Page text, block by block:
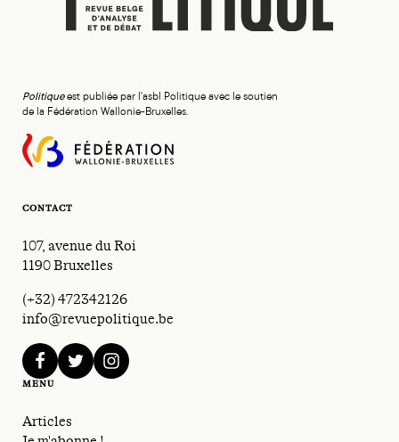
Politiqueest publiée par l'asbl Politique avec le soutien
de la Fédération Wallonie-Bruxelles.
CONTACT
107, avenue du Roi
1190 Bruxelles
(+32) 472342126
info@revuepolitique.be
facebooktwitterinstagram
MENU
Articles